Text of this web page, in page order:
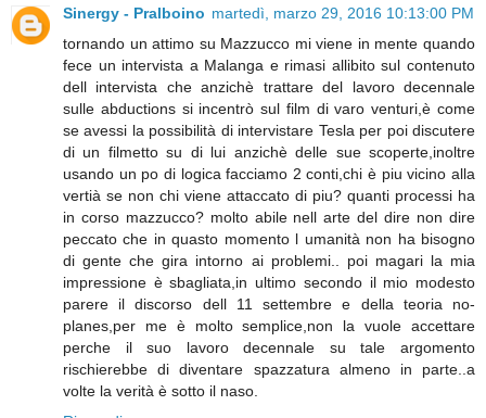
Sinergy - Pralboino martedì, marzo 29, 2016 10:13:00 PM
tornando un attimo su Mazzucco mi viene in mente quando
fece un intervista a Malanga e rimasi allibito sul contenuto
dell intervista che anzichè trattare del lavoro decennale
sulle abductions si incentrò sul film di varo venturi,è come
se avessi la possibilità di intervistare Tesla per poi discutere
di un filmetto su di lui anzichè delle sue scoperte,inoltre
usando un po di logica facciamo 2 conti,chi è piu vicino alla
vertià se non chi viene attaccato di piu? quanti processi ha
in corso mazzucco? molto abile nell arte del dire non dire
peccato che in quasto momento l umanità non ha bisogno
di gente che gira intorno ai problemi.. poi magari la mia
impressione è sbagliata,in ultimo secondo il mio modesto
parere il discorso dell 11 settembre e della teoria no-
planes,per me è molto semplice,non la vuole accettare
perche il suo lavoro decennale su tale argomento
rischierebbe di diventare spazzatura almeno in parte..a
volte la verità è sotto il naso.